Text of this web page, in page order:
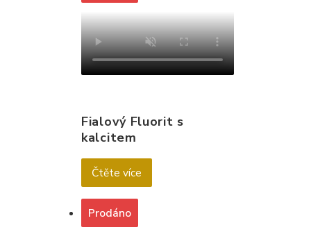
Fialový Fluorit s
kalcitem
Čtěte více
Prodáno